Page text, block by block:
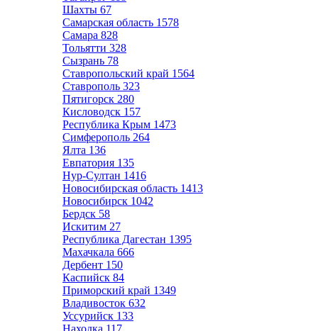
Шахты 67
Самарская область 1578
Самара 828
Тольятти 328
Сызрань 78
Ставропольский край 1564
Ставрополь 323
Пятигорск 280
Кисловодск 157
Республика Крым 1473
Симферополь 264
Ялта 136
Евпатория 135
Нур-Султан 1416
Новосибирская область 1413
Новосибирск 1042
Бердск 58
Искитим 27
Республика Дагестан 1395
Махачкала 666
Дербент 150
Каспийск 84
Приморский край 1349
Владивосток 632
Уссурийск 133
Находка 117